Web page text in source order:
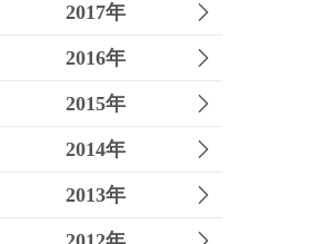
2017年
2016年
2015年
2014年
2013年